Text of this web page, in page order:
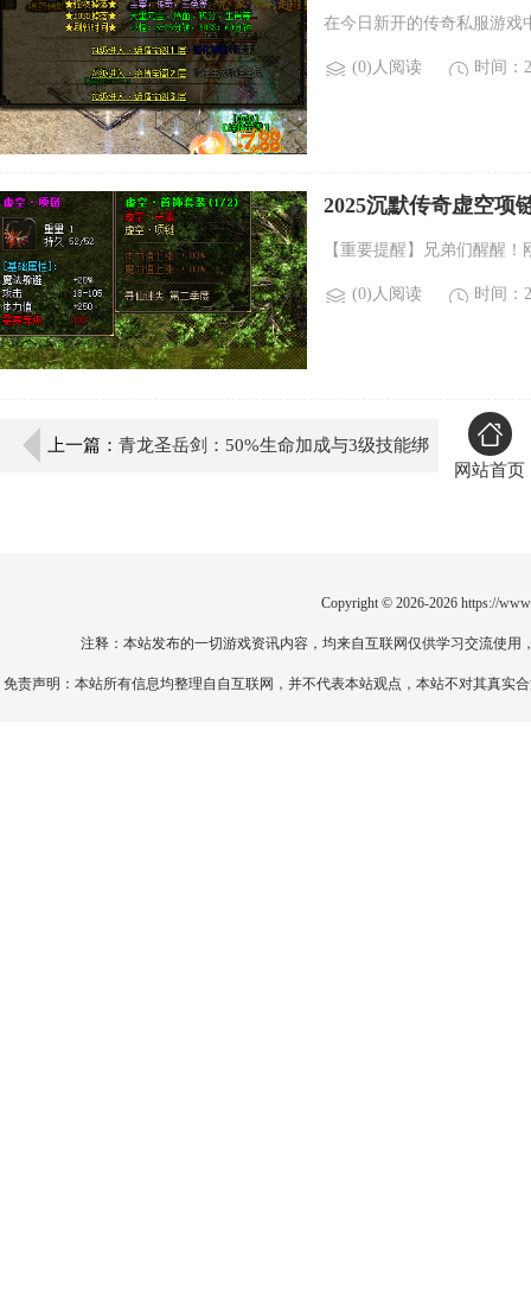
在今日新开的传奇私服游戏
(0)人阅读 时间：
2025沉默传奇虚空项
【重要提醒】兄弟们醒醒
(0)人阅读 时间：
上一篇： 青龙圣岳剑：50%生命加成与3级技能绑
网站首页
Copyright © 2026-2026 https://
注释：本站发布的一切游戏资讯内容，均来自互联网仅供学习交流使
免责声明：本站所有信息均整理自自互联网，并不代表本站观点，本站不对其真实